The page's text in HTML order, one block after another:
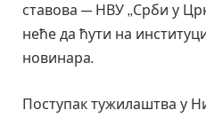
ставова — НВУ „Срби у
неће да ћути на
новинара.
Поступак тужилаштва у